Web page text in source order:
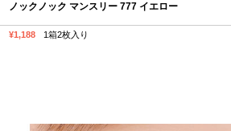
ノックノック マンスリー 777 イエロー
¥1,188 1箱2枚入り